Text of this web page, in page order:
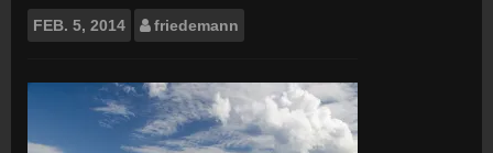
FEB. 5, 2014 friedemann